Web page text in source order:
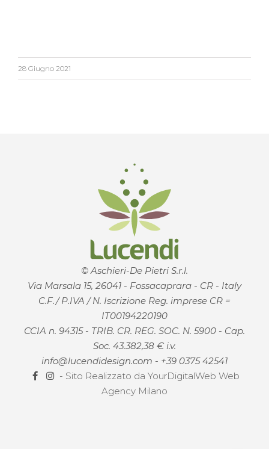
28 Giugno 2021
© Aschieri-De Pietri S.r.l.
Via Marsala 15, 26041 - Fossacaprara - CR - Italy
C.F./ P.IVA / N. Iscrizione Reg. imprese CR =
IT00194220190
CCIA n. 94315 - TRIB. CR. REG. SOC. N. 5900 - Cap.
Soc. 43.382,38 € i.v.
info@lucendidesign.com - +39 0375 42541
- Sito Realizzato da YourDigitalWeb Web
Agency Milano